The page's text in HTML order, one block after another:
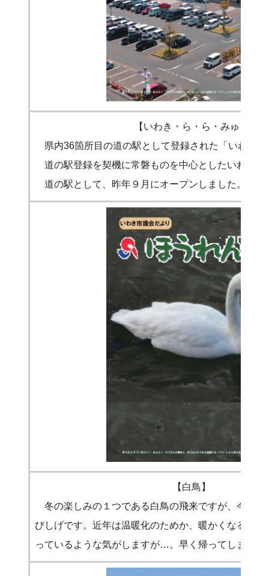
【いわき・ら・ら・みゅう】
県内36箇所目の道の駅として登録された「いわき・
道の駅登録を契機に常磐ものを中心としたいわきの
道の駅として、昨年９月にオープンしました。
【白鳥】
冬の楽しみの１つである白鳥の飛来ですが、今年は
びしげです。近年は温暖化のためか、暖かくなるの
っているような気がしますが…。早く帰ってしまうと